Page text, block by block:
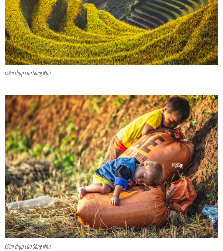
Điểm chụp Lúa Sáng Nhù
Điểm chụp Lúa Sáng Nhù